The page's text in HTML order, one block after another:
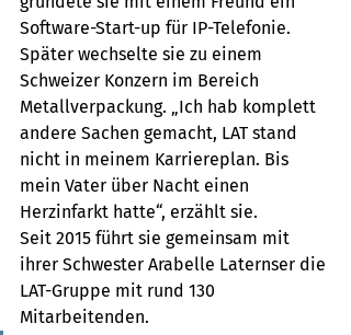
Software-Start-up für IP-Telefonie.
Später wechselte sie zu einem
Schweizer Konzern im Bereich
Metallverpackung. „Ich hab komplett
andere Sachen gemacht, LAT stand
nicht in meinem Karriereplan. Bis
mein Vater über Nacht einen
Herzinfarkt hatte“, erzählt sie.
Seit 2015 führt sie gemeinsam mit
ihrer Schwester Arabelle Laternser die
LAT-Gruppe mit rund 130
Mitarbeitenden.